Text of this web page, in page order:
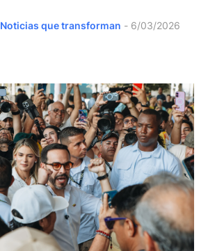
que transforman - 6/03/2026